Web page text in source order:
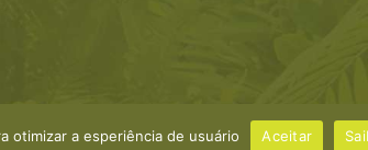
otimizar a esperiência de usuário Aceitar